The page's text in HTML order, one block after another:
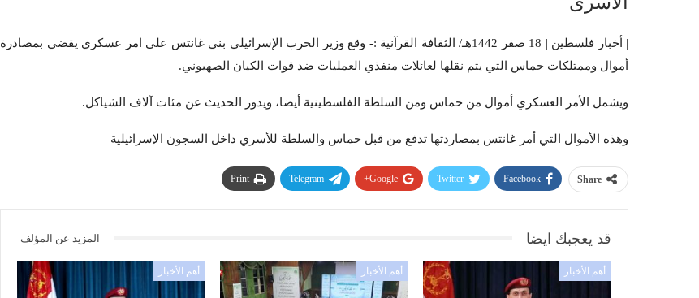
| أخبار فلسطين | 18 صفر 1442هـ/ الثقافة القرآنية :- وقع وزير الحرب الإسرائيلي بني غانتس على امر عسكري يقضي بمصادرة
أموال وممتلكات حماس التي يتم نقلها لعائلات منفذي العمليات ضد قوات الكيان الصهيوني.
ويشمل الأمر العسكري أموال من حماس ومن السلطة الفلسطينية أيضا، ويدور الحديث عن مئات آلاف الشياكل.
وهذه الأموال التي أمر غانتس بمصاردتها تدفع من قبل حماس والسلطة للأسري داخل السجون الإسرائيلية
Share
Facebook
Twitter
Google+
Telegram
Print
قد يعجبك ايضا المزيد عن المؤلف
أهم الأخبار أهم الأخبار أهم الأخبار